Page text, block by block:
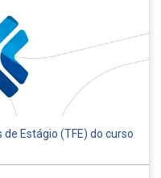
Estágio (TFE) do curso